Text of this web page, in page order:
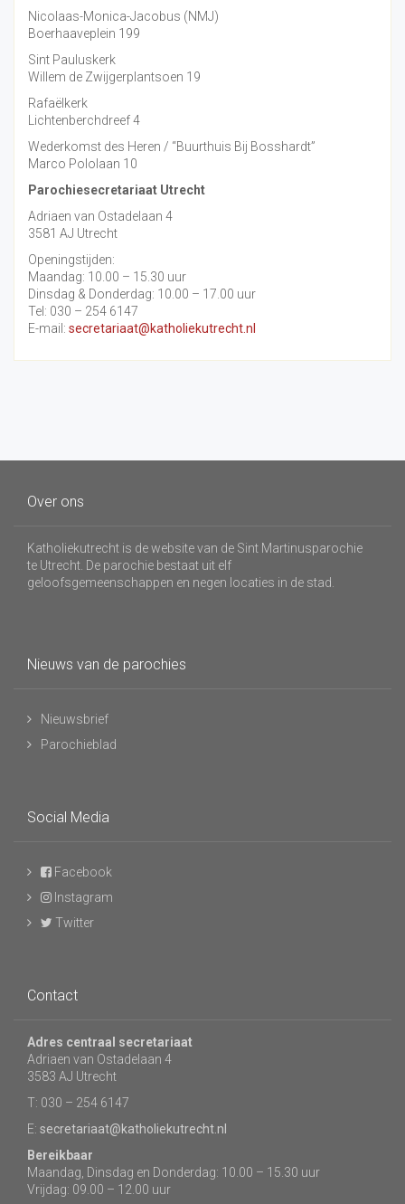
Nicolaas-Monica-Jacobus (NMJ)
Boerhaaveplein 199
Sint Pauluskerk
Willem de Zwijgerplantsoen 19
Rafaëlkerk
Lichtenberchdreef 4
Wederkomst des Heren / “Buurthuis Bij Bosshardt”
Marco Pololaan 10
Parochiesecretariaat Utrecht
Adriaen van Ostadelaan 4
3581 AJ Utrecht
Openingstijden:
Maandag: 10.00 – 15.30 uur
Dinsdag & Donderdag: 10.00 – 17.00 uur
Tel: 030 – 254 6147
E-mail: secretariaat@katholiekutrecht.nl
Over ons
Katholiekutrecht is de website van de Sint Martinusparochie
te Utrecht. De parochie bestaat uit elf
geloofsgemeenschappen en negen locaties in de stad.
Nieuws van de parochies
Nieuwsbrief
Parochieblad
Social Media
Facebook
Instagram
Twitter
Contact
Adres centraal secretariaat
Adriaen van Ostadelaan 4
3583 AJ Utrecht
T: 030 – 254 6147
E: secretariaat@katholiekutrecht.nl
Bereikbaar
Maandag, Dinsdag en Donderdag: 10.00 – 15.30 uur
Vrijdag: 09.00 – 12.00 uur